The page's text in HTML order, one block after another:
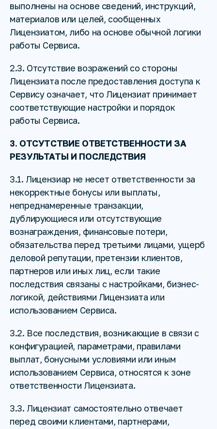
выполнены на основе сведений, инструкций,
материалов или целей, сообщенных
Лицензиатом, либо на основе обычной логики
работы Сервиса.
2.3. Отсутствие возражений со стороны
Лицензиата после предоставления доступа к
Сервису означает, что Лицензиат принимает
соответствующие настройки и порядок
работы Сервиса.
3. ОТСУТСТВИЕ ОТВЕТСТВЕННОСТИ ЗА
РЕЗУЛЬТАТЫ И ПОСЛЕДСТВИЯ
3.1. Лицензиар не несет ответственности за
некорректные бонусы или выплаты,
непреднамеренные транзакции,
дублирующиеся или отсутствующие
вознаграждения, финансовые потери,
обязательства перед третьими лицами, ущерб
деловой репутации, претензии клиентов,
партнеров или иных лиц, если такие
последствия связаны с настройками, бизнес-
логикой, действиями Лицензиата или
использованием Сервиса.
3.2. Все последствия, возникающие в связи с
конфигурацией, параметрами, правилами
выплат, бонусными условиями или иным
использованием Сервиса, относятся к зоне
ответственности Лицензиата.
3.3. Лицензиат самостоятельно отвечает
перед своими клиентами, партнерами,